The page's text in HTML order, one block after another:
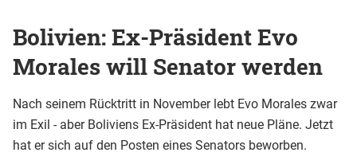
Bolivien: Ex-Präsident Evo
Morales will Senator werden
Nach seinem Rücktritt in November lebt Evo Morales zwar
im Exil - aber Boliviens Ex-Präsident hat neue Pläne. Jetzt
hat er sich auf den Posten eines Senators beworben.